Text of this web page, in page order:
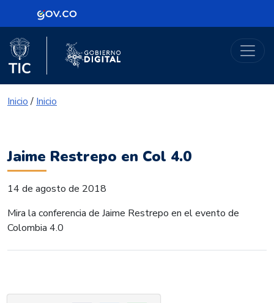
Logo Gobierno de Colombia
Portal Gobierno Digital
Logo del Ministerio TIC
Inicio/ Inicio
Jaime Restrepo en Col 4.0
14 de agosto de 2018
Mira la conferencia de Jaime Restrepo en el evento de
Colombia 4.0